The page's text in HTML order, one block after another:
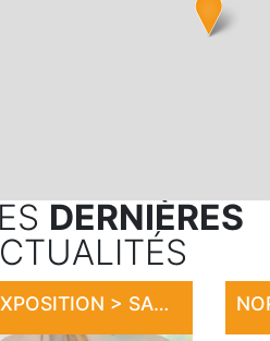
DERNIÈRES
EXPOSITION > SANDRINE LE ROUVILLOIS